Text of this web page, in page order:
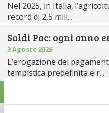
Nel 2025, in Italia,
record di 2,5 mili...
Saldi Pac: ogni anno
3 Agosto 2026
L’erogazione dei
tempistica predefinita e r...